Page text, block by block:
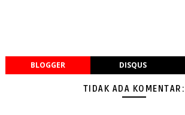
BLOGGER DISQUS
TIDAK ADA KOMENTAR: